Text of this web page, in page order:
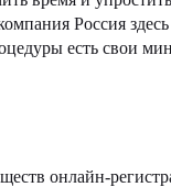
Россия
есть свои
онлайн-